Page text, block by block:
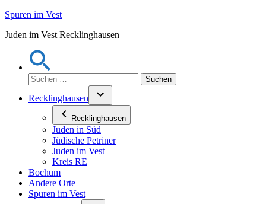
Zum
springen
Spuren im Vest
Juden im Vest Recklinghausen
Suchen
nach:
Recklinghausen
Recklinghausen
Juden in Süd
Jüdische Petriner
Juden im Vest
Kreis RE
Bochum
Andere Orte
Spuren im Vest